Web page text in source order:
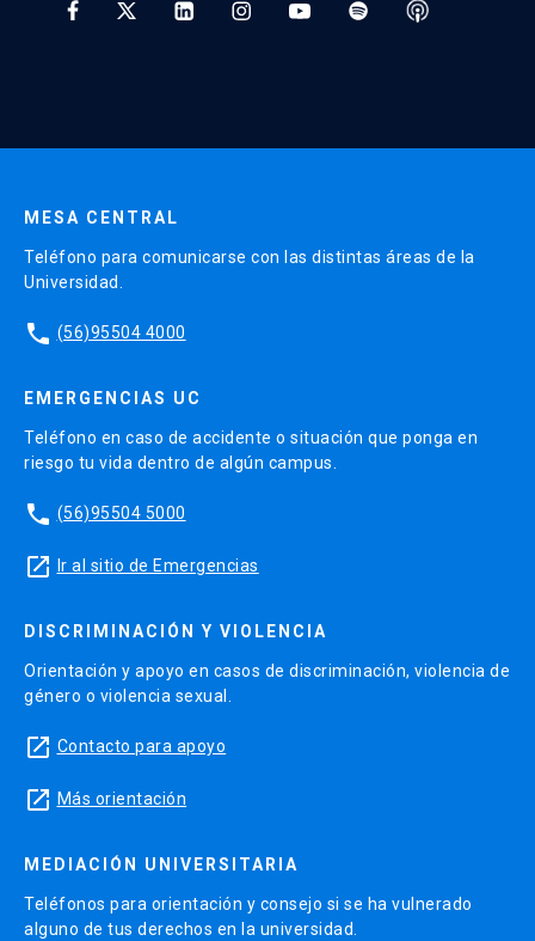
MESA CENTRAL
Teléfono para comunicarse con las distintas áreas de la
Universidad.
phone (56)95504 4000
EMERGENCIAS UC
Teléfono en caso de accidente o situación que ponga en
riesgo tu vida dentro de algún campus.
phone (56)95504 5000
launch Ir al sitio de Emergencias
DISCRIMINACIÓN Y VIOLENCIA
Orientación y apoyo en casos de discriminación, violencia de
género o violencia sexual.
launch Contacto para apoyo
launch Más orientación
MEDIACIÓN UNIVERSITARIA
Teléfonos para orientación y consejo si se ha vulnerado
alguno de tus derechos en la universidad.